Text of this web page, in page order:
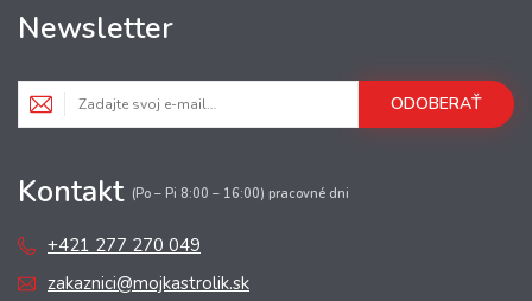
Newsletter
ODOBERAŤ
Kontakt (Po – Pi 8:00 – 16:00) pracovné dni
+421 277 270 049
zakaznici@mojkastrolik.sk